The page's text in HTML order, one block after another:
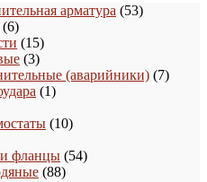
арматура 5353
66
товаров
1515
товаров
33
товара(аварийники) 77
11
1010
фланцы 5454
8888